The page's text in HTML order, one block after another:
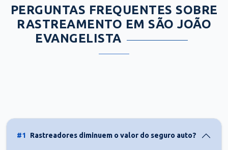
PERGUNTAS FREQUENTES SOBRE
RASTREAMENTO EM SÃO JOÃO
EVANGELISTA
#1 Rastreadores diminuem o valor do seguro auto?